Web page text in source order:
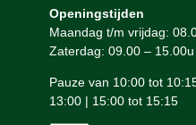
Openingstijden
Maandag t/m vrijdag:
Zaterdag: 09.00 – 15.00u
Pauze van 10:00 tot
13:00 | 15:00 tot 15:15